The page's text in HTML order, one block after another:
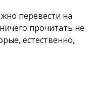
перевести на
прочитать не
естественно,